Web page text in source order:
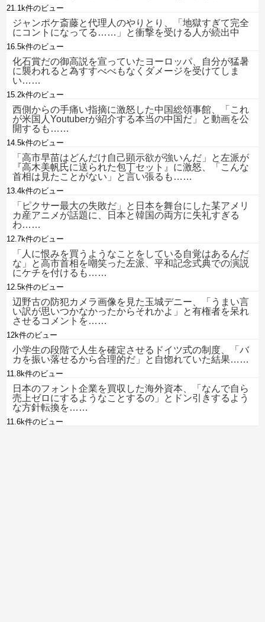
21.1k件のビュー
ジャンポケ斎藤と代理人のやりとり、「地獄すぎて完全
にコントになってる……」と衝撃を受ける人が続出中
16.5k件のビュー
化石賞だの御高説を宣っていたヨーロッパ、自分が猛暑
に襲われると為すすべべもなくダメージを受けてしま
い……
15.2k件のビュー
西側からの手痛い指摘に激怒した中国総領事館、「これ
が米国人Youtuberが紹介する本当の中国だ」と動画を公
開するも……
14.5k件のビュー
「高市早苗はどんだけ自己顕示欲が強いんだ」と左派が
『高木美帆氏に送られた包丁セット』に激怒、「こんな
首相は見たことがない」と言い張るも……
13.4k件のビュー
「ピクサー最大の失敗だ」と日本を舞台にした某アメリ
カ産アニメが話題に、日本と韓国の両方に失礼すぎる
わ……
12.7k件のビュー
「人に恨みを買うようなことをしている自覚はあるんだ
な」と高市首相を嘲笑った左派、平和記念式典での演説
にケチを付けるも……
12.5k件のビュー
辺野古の防犯カメラ画像を見た玉城デニー、「うまい言
い訳が思いつかなかったからそれかよ」と有権者を呆れ
させるコメントを……
12k件のビュー
小学生の段階で人生を確定させるドイツ式の制度、「バ
カを振い落せるから合理的だ」と自惚れていた結果……
11.8k件のビュー
日本のフォント企業を買収した海外資本、「なんで自ら
売上ゼロにするようなことするの」とドン引きするよう
な方針転換を……
11.6k件のビュー